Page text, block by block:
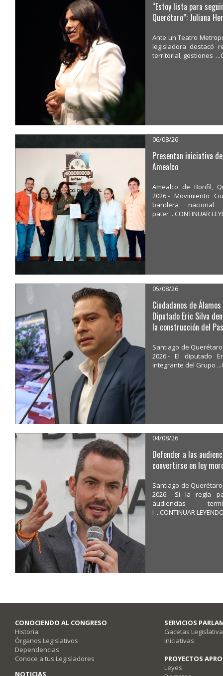
“Estoy lista para
Querétaro”: Juliana
Ante un Teatro
legisladora destacó
territorial, gestiones
06/08/26
Presentan iniciativa
Amealco
Amealco de Bonfil,
2026.- Movimiento
bandera
pater ...CONTINUAR
05/08/26
Ciudadanos de
Diputado Eric Silva
la construcción del
Santiago de
2026.- El diputado
integrante del Grupo
04/08/26
Defender a las
convertirse en ley
Santiago de
2026.- Si la regla
audiencias
l ...CONTINUAR
CONOCIENDO AL CONGRESO
Historia
Órganos Legislativos
Dependencias
Conoce a tus Legisladores
NOTICIAS
SERVICIOS
Gacetas
Iniciativas
PROYECTOS
Leyes